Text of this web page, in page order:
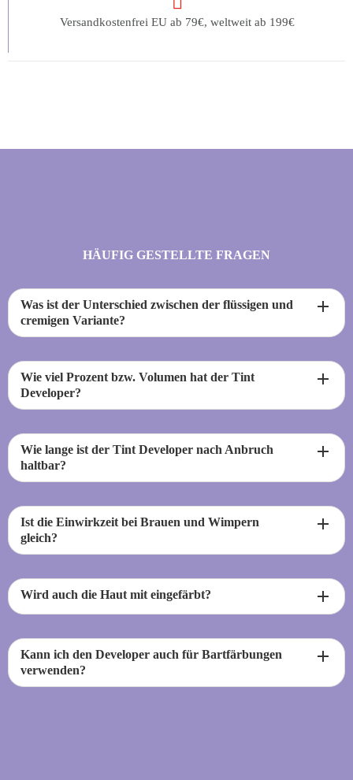
Versandkostenfrei EU ab 79€, weltweit ab 199€
HÄUFIG GESTELLTE FRAGEN
Was ist der Unterschied zwischen der flüssigen und
cremigen Variante?
add
Wie viel Prozent bzw. Volumen hat der Tint
Developer?
add
Wie lange ist der Tint Developer nach Anbruch
haltbar?
add
Ist die Einwirkzeit bei Brauen und Wimpern
gleich?
add
Wird auch die Haut mit eingefärbt? add
Kann ich den Developer auch für Bartfärbungen
verwenden?
add